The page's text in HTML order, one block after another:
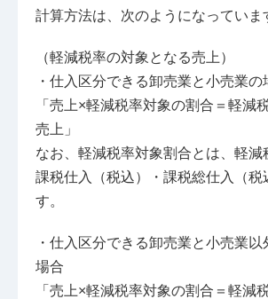
計算方法は、次のようになっていま
（軽減税率の対象となる売上）
・仕入区分できる卸売業と小売業の
「売上×軽減税率対象の割合＝軽減
売上」
なお、軽減税率対象割合とは、軽減
課税仕入（税込）・課税総仕入（税
す。
・仕入区分できる卸売業と小売業
場合
「売上×軽減税率対象の割合＝軽減